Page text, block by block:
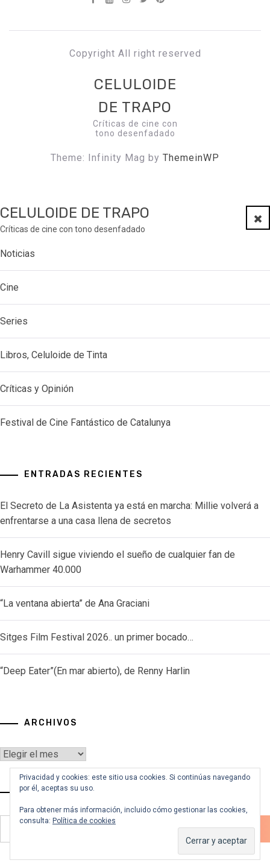
Copyright All right reserved
CELULOIDE
DE TRAPO
Críticas de cine con
tono desenfadado
Theme: Infinity Mag by ThemeinWP
CELULOIDE DE TRAPO
Críticas de cine con tono desenfadado
Noticias
Cine
Series
Libros, Celuloide de Tinta
Críticas y Opinión
Festival de Cine Fantástico de Catalunya
ENTRADAS RECIENTES
El Secreto de La Asistenta ya está en marcha: Millie volverá a
enfrentarse a una casa llena de secretos
Henry Cavill sigue viviendo el sueño de cualquier fan de
Warhammer 40.000
“La ventana abierta” de Ana Graciani
Sitges Film Festival 2026.. un primer bocado…
“Deep Eater”(En mar abierto), de Renny Harlin
ARCHIVOS
Archivos
VOY A BUSCAR…
Buscar:
Privacidad y cookies: este sitio usa cookies. Si continúas navegando
por él, aceptas su uso.
Para obtener más información, incluido cómo gestionar las cookies,
consulta: Política de cookies